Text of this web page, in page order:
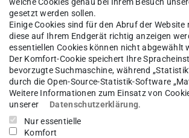
Bewerbung
gesetzt werden sollen.
Einige Cookies sind für den Abruf der
diese auf Ihrem Endgerät richtig anzeigen
essentiellen Cookies können nicht abgewählt
Der Komfort-Cookie speichert Ihre
bevorzugte Suchmaschine, während
durch die Open-Source-Statistik-Software
Weitere Informationen zum Einsatz von
unserer
Datenschutzerklärung.
Nur essentielle
Komfort